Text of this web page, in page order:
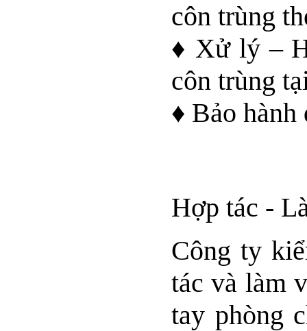
côn trùng
♦ Xử lý –
côn trùng
♦ Bảo
Hợp tác -
Công ty
tác và làm
tay phòng